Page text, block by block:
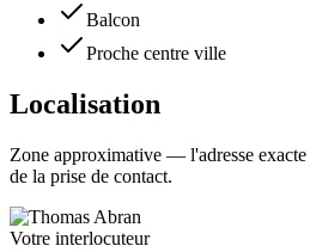
Balcon
Proche centre ville
Localisation
Zone approximative — l'adresse
de la prise de contact.
Votre interlocuteur